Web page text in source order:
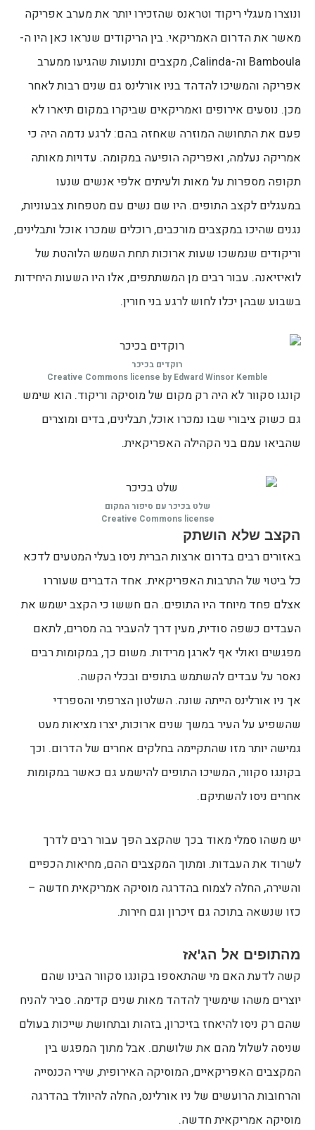
ונוצרו מעגלי ריקוד וטראנס שהזכירו יותר את מערב אפריקה
מאשר את הדרום האמריקאי. בין הריקודים שנראו כאן היו ה-
Bamboula וה-Calinda, מקצבים ותנועות שהגיעו ממערב
אפריקה והמשיכו להדהד בניו אורלינס גם שנים רבות לאחר
מכן. נוסעים אירופים ואמריקאים שביקרו במקום תיארו לא
פעם את התחושה המוזרה שאחזה בהם: לרגע נדמה היה כי
אמריקה נעלמה, ואפריקה הופיעה במקומה. עדויות מאותה
תקופה מספרות על מאות ולעיתים אלפי אנשים שנעו
במעגלים לקצב התופים. היו שם נשים עם מטפחות צבעוניות,
נגנים שהיכו במקצבים מורכבים, רוכלים שמכרו אוכל ותבלינים,
וריקודים שנמשכו שעות ארוכות תחת השמש הלוהטת של
לואיזיאנה. עבור רבים מן המשתתפים, אלו היו השעות היחידות
בשבוע שבהן יכלו לחוש לרגע בני חורין.
רוקדים בכיכר
Creative Commons license by Edward Winsor Kemble
קונגו סקוור לא היה רק מקום של מוסיקה וריקוד. הוא שימש
גם כשוק ציבורי שבו נמכרו אוכל, תבלינים, בדים ומוצרים
שהביאו עמם בני הקהילה האפריקאית.
שלט בכיכר עם סיפור המקום
Creative Commons license
הקצב שלא הושתק
באזורים רבים בדרום ארצות הברית ניסו בעלי המטעים לדכא
כל ביטוי של התרבות האפריקאית. אחד הדברים שעוררו
אצלם פחד מיוחד היו התופים. הם חששו כי הקצב ישמש את
העבדים כשפה סודית, מעין דרך להעביר בה מסרים, לתאם
מפגשים ואולי אף לארגן מרידות. משום כך, במקומות רבים
נאסר על עבדים להשתמש בתופים ובכלי הקשה.
אך ניו אורלינס הייתה שונה. השלטון הצרפתי והספרדי
שהשפיע על העיר במשך שנים ארוכות, יצרו מציאות מעט
גמישה יותר מזו שהתקיימה בחלקים אחרים של הדרום. וכך
בקונגו סקוור, המשיכו התופים להישמע גם כאשר במקומות
אחרים ניסו להשתיקם.
יש משהו סמלי מאוד בכך שהקצב הפך עבור רבים לדרך
לשרוד את העבדות. ומתוך המקצבים ההם, מחיאות הכפיים
והשירה, החלה לצמוח בהדרגה מוסיקה אמריקאית חדשה –
כזו שנשאה בתוכה גם זיכרון וגם חירות.
מהתופים אל הג'אז
קשה לדעת האם מי שהתאספו בקונגו סקוור הבינו שהם
יוצרים משהו שימשיך להדהד מאות שנים קדימה. סביר להניח
שהם רק ניסו להיאחז בזיכרון, בזהות ובתחושת שייכות בעולם
שניסה לשלול מהם את שלושתם. אבל מתוך המפגש בין
המקצבים האפריקאיים, המוסיקה האירופית, שירי הכנסייה
והרחובות הרועשים של ניו אורלינס, החלה להיוולד בהדרגה
מוסיקה אמריקאית חדשה.